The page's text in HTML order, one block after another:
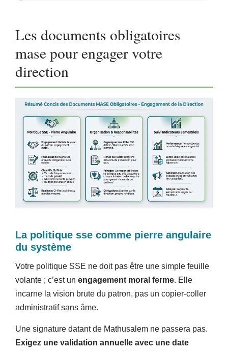
Les documents obligatoires
mase pour engager votre
direction
La politique sse comme pierre angulaire
du système
Votre politique SSE ne doit pas être une simple feuille
volante ; c’est unengagement moral ferme. Elle
incarne la vision brute du patron, pas un copier-coller
administratif sans âme.
Une signature datant de Mathusalem ne passera pas.
Exigez une validation annuelle avec une date